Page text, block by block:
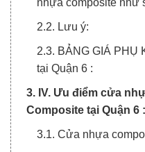
2.2. Lưu ý:
2.3. BẢNG GIÁ PHỤ
tại Quận 6 :
3. IV. Ưu điểm cửa
Composite tại Quận 6 :
3.1. Cửa nhựa